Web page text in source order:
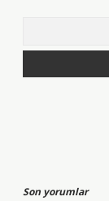
Son yorumlar